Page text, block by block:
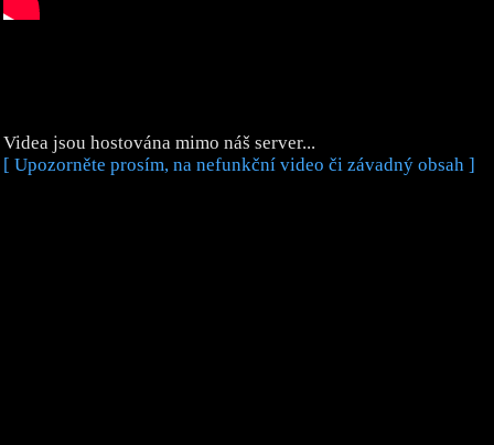
Videa jsou hostována mimo náš server...
[ Upozorněte prosím, na nefunkční video či závadný obsah ]